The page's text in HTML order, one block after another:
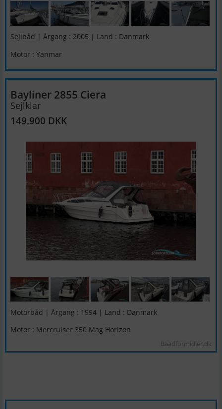
Sejlbåd | Årgang : 2005 | Land : Danmark
Motor : Yanmar
Bayliner 2855 Ciera
Sejlklar
149.900 DKK
Motorbåd | Årgang : 1994 | Land : Danmark
Motor : Mercruiser 350 Mag Horizon
Baadformidler.dk